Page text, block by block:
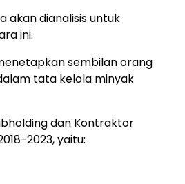
akan dianalisis untuk
ini.
sembilan orang
tata kelola minyak
dan Kontraktor
2023, yaitu: